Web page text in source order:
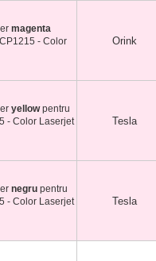
magenta
- Color
Orink
yellowpentru
- Color Laserjet
Tesla
negru pentru
- Color Laserjet
Tesla